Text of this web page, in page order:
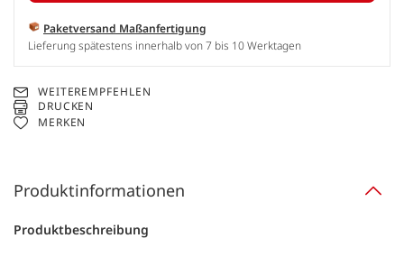
Paketversand Maßanfertigung
Lieferung spätestens innerhalb von 7 bis 10 Werktagen
WEITEREMPFEHLEN
DRUCKEN
MERKEN
Produktinformationen
Produktbeschreibung